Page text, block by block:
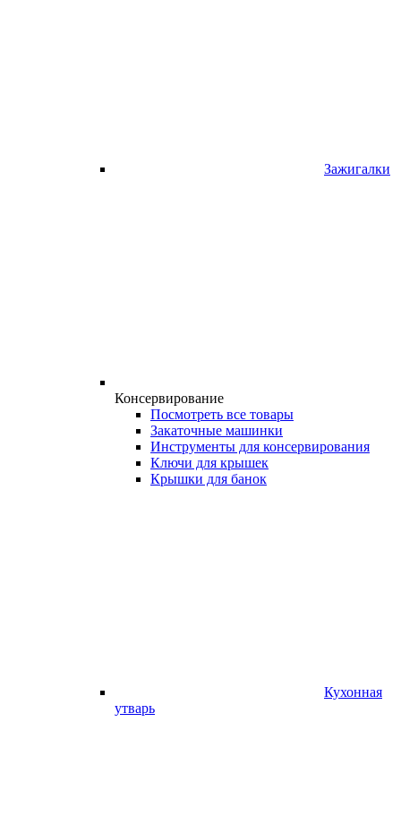
Зажигалки
Консервирование
Посмотреть все товары
Закаточные машинки
Инструменты для консервирования
Ключи для крышек
Крышки для банок
Кухонная
утварь